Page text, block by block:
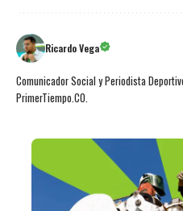
Ricardo Vega
Comunicador Social y Periodista
PrimerTiempo.CO.